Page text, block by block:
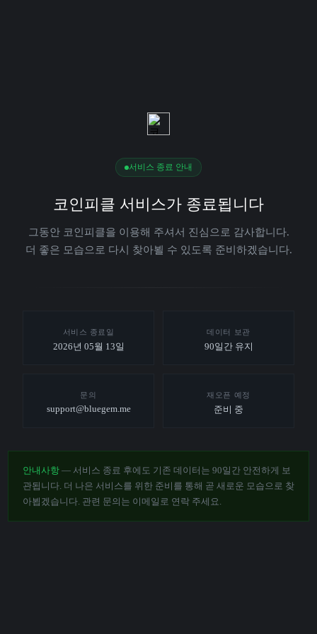
서비스 종료 안내
코인피클 서비스가 종료됩니다
그동안 코인피클을 이용해 주셔서 진심으로 감사합니다.
더 좋은 모습으로 다시 찾아뵐 수 있도록 준비하겠습니다.
서비스 종료일
2026년 05월 13일
데이터 보관
90일간 유지
문의
support@bluegem.me
재오픈 예정
준비 중
안내사항 — 서비스 종료 후에도 기존 데이터는 90일간 안전하게 보
관됩니다. 더 나은 서비스를 위한 준비를 통해 곧 새로운 모습으로 찾
아뵙겠습니다. 관련 문의는 이메일로 연락 주세요.